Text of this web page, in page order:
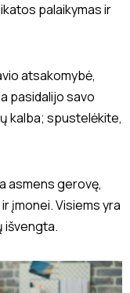
palaikymas ir
atsakomybė,
pasidalijo savo
kalba; spustelėkite,
asmens gerovę,
įmonei. Visiems yra
išvengta.